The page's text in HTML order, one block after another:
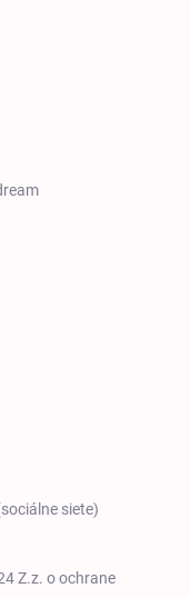
siete)
Z.z. o ochrane